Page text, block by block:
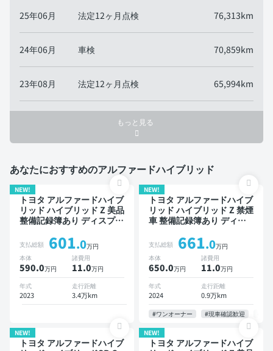
25年06月 法定12ヶ月点検 76,313km
24年06月 車検 70,859km
23年08月 法定12ヶ月点検 65,994km
もっと見る
あなたにおすすめのアルファードハイブリッド
NEW!
トヨタ アルファードハイブ
リッド ハイブリッド Z 美品
整備記録簿あり ディスプレ
ドスポットモニター デジタ
ルインナーミラー オートク
ルーズ 3列シート スマート
キー ETC サンルーフ 電動
バックドア バックモニター
全方位カメラ ドライブレコ
ーダー 衝突軽減 両側電動
支払総額 601.0万円
本体
590.0万円
諸費用
11.0万円
年式
2023
走行距離
3.4万km
NEW!
トヨタ アルファードハイブ
リッド ハイブリッド Z 禁煙
車 整備記録簿あり ディス
ットあり TV 後席モニター
ブラインドスポットモニタ
ー デジタルインナーミラー
オートクルーズ 3列シート
スマートキー ETC 電動バ
ックドア バックモニター
全方位カメラ ドライブレコ
ーダー 衝突軽減 両側電動
支払総額 661.0万円
本体
650.0万円
諸費用
11.0万円
年式
2024
走行距離
0.9万km
#ワンオーナー #現車確認歓迎
NEW!
トヨタ アルファードハイブ
NEW!
トヨタ アルファードハイブ